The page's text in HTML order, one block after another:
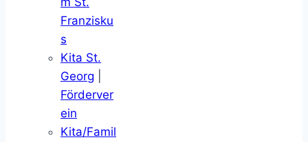
Franzisku
s
Kita St.
Georg
Förderver
ein
Kita/Famil